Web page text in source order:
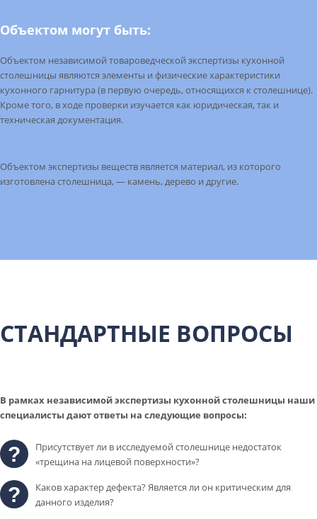
Объектом могут быть:
Объектом независимой товароведческой экспертизы кухонной
столешницы являются элементы и физические характеристики
кухонного гарнитура (в первую очередь, относящихся к столешнице).
Кроме того, в ходе проверки изучается как юридическая, так и
техническая документация.
Объектом экспертизы веществ является материал, из которого
изготовлена столешница, — камень, дерево и другие.
СТАНДАРТНЫЕ ВОПРОСЫ
В рамках независимой экспертизы кухонной столешницы наши
специалисты дают ответы на следующие вопросы:
Присутствует ли в исследуемой столешнице недостаток
«трещина на лицевой поверхности»?
Каков характер дефекта? Является ли он критическим для
данного изделия?